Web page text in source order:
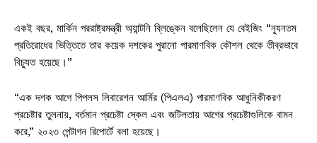
একই বছর, মার্কিন পররাষ্ট্রমন্ত্রী অ্যান্টনি ব্লিঙ্কেন বলেছিলেন যে বেইজিং “ন্যূনতম
প্রতিরোধের ভিত্তিতে তার কয়েক দশকের পুরানো পারমাণবিক কৌশল থেকে তীব্রভাবে
বিচ্যুত হয়েছে।”
“এক দশক আগে পিপলস লিবারেশন আর্মির (পিএলএ) পারমাণবিক আধুনিকীকরণ
প্রচেষ্টার তুলনায়, বর্তমান প্রচেষ্টা স্কেল এবং জটিলতায় আগের প্রচেষ্টাগুলিকে বামন
করে,” ২০২৩ পেন্টাগন রিপোর্টে বলা হয়েছে।